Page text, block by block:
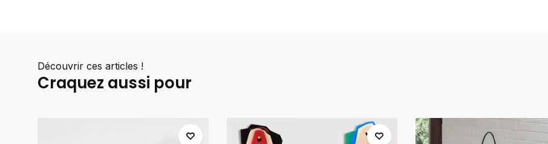
Découvrir ces articles !
Craquez aussi pour